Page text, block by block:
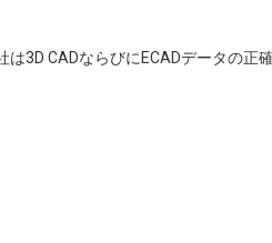
3D CADならびにECADデータの正